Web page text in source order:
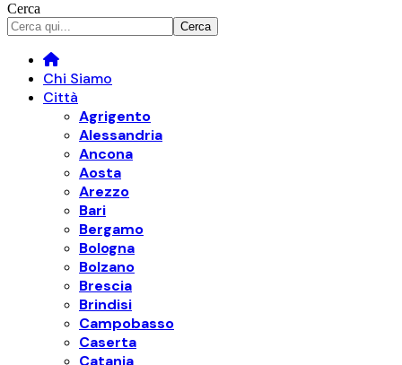
Cerca
Chi Siamo
Città
Agrigento
Alessandria
Ancona
Aosta
Arezzo
Bari
Bergamo
Bologna
Bolzano
Brescia
Brindisi
Campobasso
Caserta
Catania